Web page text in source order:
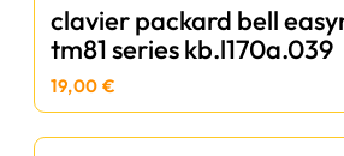
clavier packard bell
tm81 series kb.l170a.039
19,00 €